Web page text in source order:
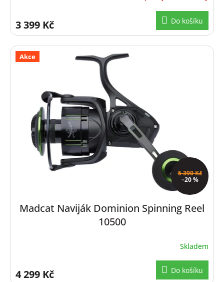
3 399 Kč Do košíku
Akce
5 390 Kč
–20 %
Madcat Naviják Dominion Spinning Reel
10500
Skladem
4 299 Kč Do košíku